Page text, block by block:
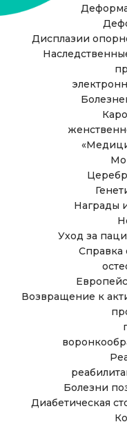
Дисплазии
Награды
Уход за
Справка
Возвращение к
Болезни
Диабетическая